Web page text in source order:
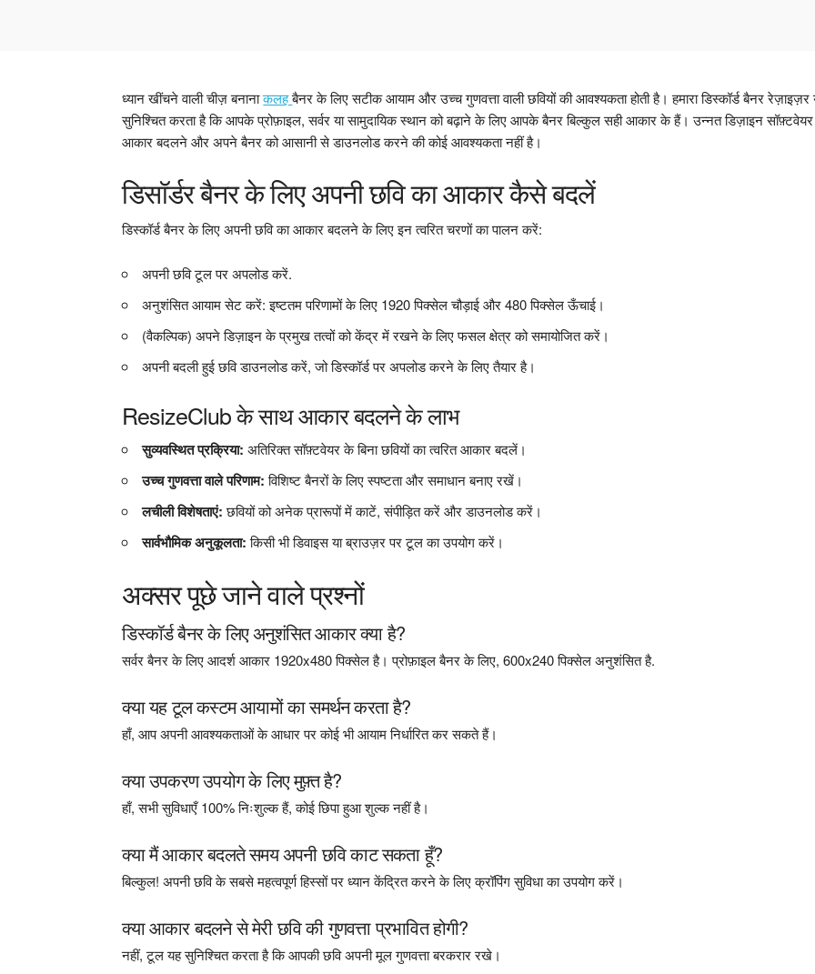
ध्यान खींचने वाली चीज़ बनानाकलहबैनर के लिए सटीक आयाम और उच्च गुणवत्ता वाली छवियों की आवश्यकता होती है। हमारा डिस्कॉर्ड बैनर रेज़ाइज़र
सुनिश्चित करता है कि आपके प्रोफ़ाइल, सर्वर या सामुदायिक स्थान को बढ़ाने के लिए आपके बैनर बिल्कुल सही आकार के हैं। उन्नत डिज़ाइन
आकार बदलने और अपने बैनर को आसानी से डाउनलोड करने की कोई आवश्यकता नहीं है।
डिसॉर्डर बैनर के लिए अपनी छवि का आकार कैसे बदलें
डिस्कॉर्ड बैनर के लिए अपनी छवि का आकार बदलने के लिए इन त्वरित चरणों का पालन करें:
अपनी छवि टूल पर अपलोड करें.
अनुशंसित आयाम सेट करें: इष्टतम परिणामों के लिए 1920 पिक्सेल चौड़ाई और 480 पिक्सेल ऊँचाई।
(वैकल्पिक) अपने डिज़ाइन के प्रमुख तत्वों को केंद्र में रखने के लिए फसल क्षेत्र को समायोजित करें।
अपनी बदली हुई छवि डाउनलोड करें, जो डिस्कॉर्ड पर अपलोड करने के लिए तैयार है।
ResizeClub के साथ आकार बदलने के लाभ
सुव्यवस्थित प्रक्रिया:अतिरिक्त सॉफ़्टवेयर के बिना छवियों का त्वरित आकार बदलें।
उच्च गुणवत्ता वाले परिणाम:विशिष्ट बैनरों के लिए स्पष्टता और समाधान बनाए रखें।
लचीली विशेषताएं:छवियों को अनेक प्रारूपों में काटें, संपीड़ित करें और डाउनलोड करें।
सार्वभौमिक अनुकूलता:किसी भी डिवाइस या ब्राउज़र पर टूल का उपयोग करें।
अक्सर पूछे जाने वाले प्रश्नों
डिस्कॉर्ड बैनर के लिए अनुशंसित आकार क्या है?
सर्वर बैनर के लिए आदर्श आकार 1920x480 पिक्सेल है। प्रोफ़ाइल बैनर के लिए, 600x240 पिक्सेल अनुशंसित है.
क्या यह टूल कस्टम आयामों का समर्थन करता है?
हाँ, आप अपनी आवश्यकताओं के आधार पर कोई भी आयाम निर्धारित कर सकते हैं।
क्या उपकरण उपयोग के लिए मुफ़्त है?
हाँ, सभी सुविधाएँ 100% निःशुल्क हैं, कोई छिपा हुआ शुल्क नहीं है।
क्या मैं आकार बदलते समय अपनी छवि काट सकता हूँ?
बिल्कुल! अपनी छवि के सबसे महत्वपूर्ण हिस्सों पर ध्यान केंद्रित करने के लिए क्रॉपिंग सुविधा का उपयोग करें।
क्या आकार बदलने से मेरी छवि की गुणवत्ता प्रभावित होगी?
नहीं, टूल यह सुनिश्चित करता है कि आपकी छवि अपनी मूल गुणवत्ता बरकरार रखे।